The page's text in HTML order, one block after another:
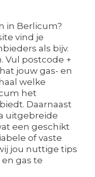
in Berlicum?
vind je
als bijv.
Vul postcode +
jouw gas- en
welke
het
Daarnaast
uitgebreide
een geschikt
of vaste
jou nuttige tips
gas te